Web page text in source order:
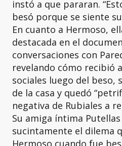
instó a que pararan.
besó porque se siente
En cuanto a Hermoso,
destacada en el
conversaciones con
revelando cómo recibió
sociales luego del beso,
de la casa y quedó
negativa de Rubiales a
Su amiga íntima
sucintamente el dilema
Hermoso cuando fue